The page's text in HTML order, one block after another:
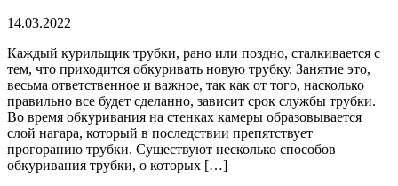
14.03.2022
Каждый курильщик трубки, рано или поздно, сталкивается с
тем, что приходится обкуривать новую трубку. Занятие это,
весьма ответственное и важное, так как от того, насколько
правильно все будет сделанно, зависит срок службы трубки.
Во время обкуривания на стенках камеры образовывается
слой нагара, который в последствии препятствует
прогоранию трубки. Существуют несколько способов
обкуривания трубки, о которых […]